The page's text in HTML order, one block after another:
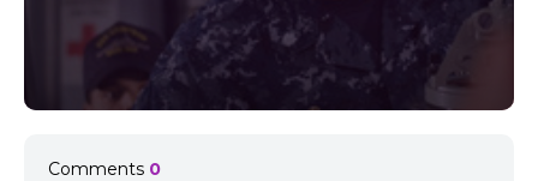
Comments 0